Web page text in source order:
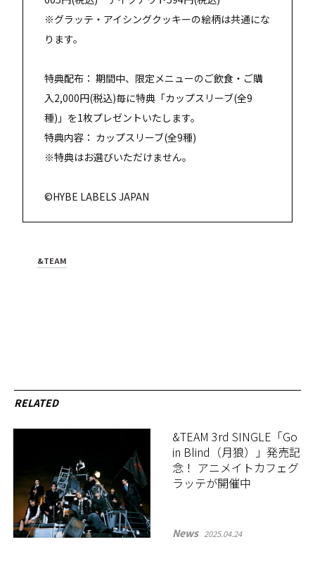
※グラッテ・アイシングクッキーの絵柄は共通にな
ります。
特典配布： 期間中、限定メニューのご飲食・ご購
入2,000円(税込)毎に特典「カップスリーブ(全9
種)」を1枚プレゼントいたします。
特典内容： カップスリーブ(全9種)
※特典はお選びいただけません。
©︎HYBE LABELS JAPAN
&TEAM
RELATED
&TEAM 3rd SINGLE「Go
in Blind（月狼）」発売記
念！ アニメイトカフェグ
ラッテが開催中
News 2025.04.24